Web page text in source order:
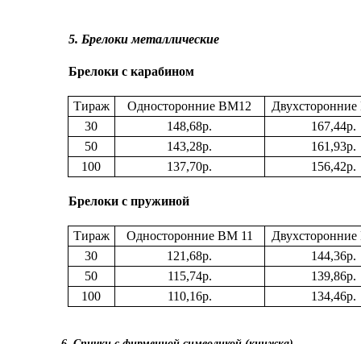
5. Брелоки металлические
Брелоки с карабином
Тираж Односторонние ВМ12
30
148,68р. 167,44р.
50
143,28р. 161 ,93р.
100
137,70р. 1 56,42р.
Брелоки с пружиной
Тираж Односторонние ВМ 11
30
121 ,68р. 144,36р.
50
115,74р. 139,86р.
100
110,16р. 134,46р.